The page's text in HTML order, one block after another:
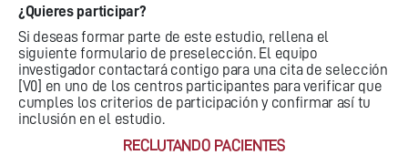
¿Quieres participar?
Si deseas formar parte de este estudio, rellena el
siguiente formulario de preselección. El equipo
investigador contactará contigo para una cita de selección
[V0] en uno de los centros participantes para verificar que
cumples los criterios de participación y confirmar así tu
inclusión en el estudio.
RECLUTANDO PACIENTES